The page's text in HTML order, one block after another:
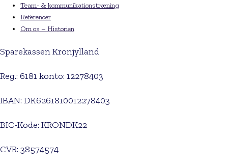
Team- & kommunikationstræning
Referencer
Om os – Historien
Sparekassen Kronjylland
Reg.: 6181 konto: 12278403
IBAN: DK6261810012278403
BIC-Kode: KRONDK22
CVR: 38574574